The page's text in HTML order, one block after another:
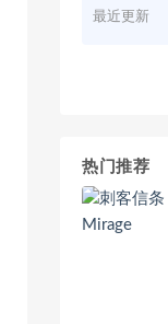
最近更新
热门推荐